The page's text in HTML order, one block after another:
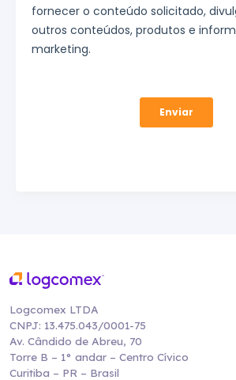
Logcomex LTDA
CNPJ: 13.475.043/0001-75
Av. Cândido de Abreu, 70
Torre B – 1° andar – Centro Cívico
Curitiba – PR – Brasil